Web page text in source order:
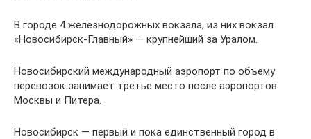
В городе 4 железнодорожных вокзала, из них вокзал
«Новосибирск-Главный» — крупнейший за Уралом.
Новосибирский международный аэропорт по объему
перевозок занимает третье место после аэропортов
Москвы и Питера.
Новосибирск — первый и пока единственный город в